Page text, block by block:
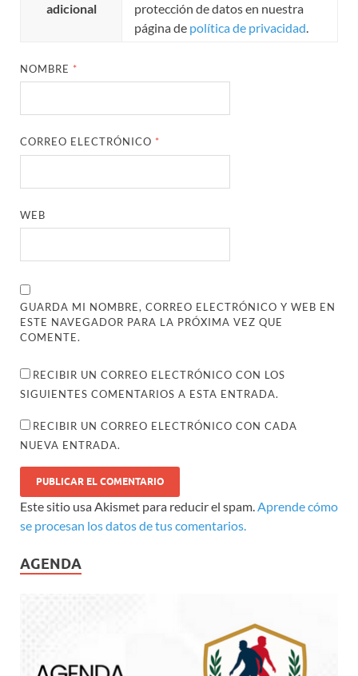
adicional
protección de datos en nuestra
página de política de privacidad
NOMBRE *
CORREO ELECTRÓNICO *
WEB
GUARDA MI NOMBRE, CORREO ELECTRÓNICO Y WEB EN
ESTE NAVEGADOR PARA LA PRÓXIMA VEZ QUE
COMENTE.
RECIBIR UN CORREO ELECTRÓNICO CON LOS
SIGUIENTES COMENTARIOS A ESTA ENTRADA.
RECIBIR UN CORREO ELECTRÓNICO CON CADA
NUEVA ENTRADA.
Este sitio usa Akismet para reducir el spam.Aprende cómo
se procesan los datos de tus comentarios.
AGENDA